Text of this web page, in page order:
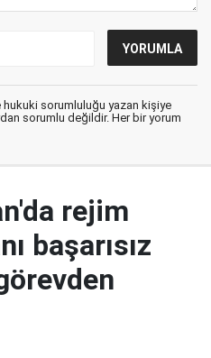
hukuki sorumluluğu yazan kişiye
sorumlu değildir. Her bir yorum
rejim
başarısız